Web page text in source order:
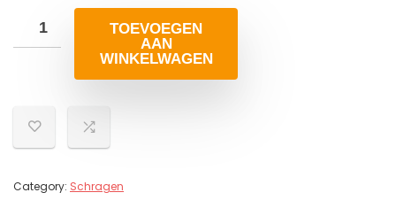
TOEVOEGEN
AAN
WINKELWAGEN
Category: Schragen